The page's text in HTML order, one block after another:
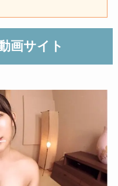
画サイト